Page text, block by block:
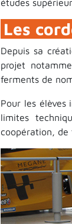
études
Les
Depuis sa
projet
ferments de
Pour les élèves
limites
coopération,